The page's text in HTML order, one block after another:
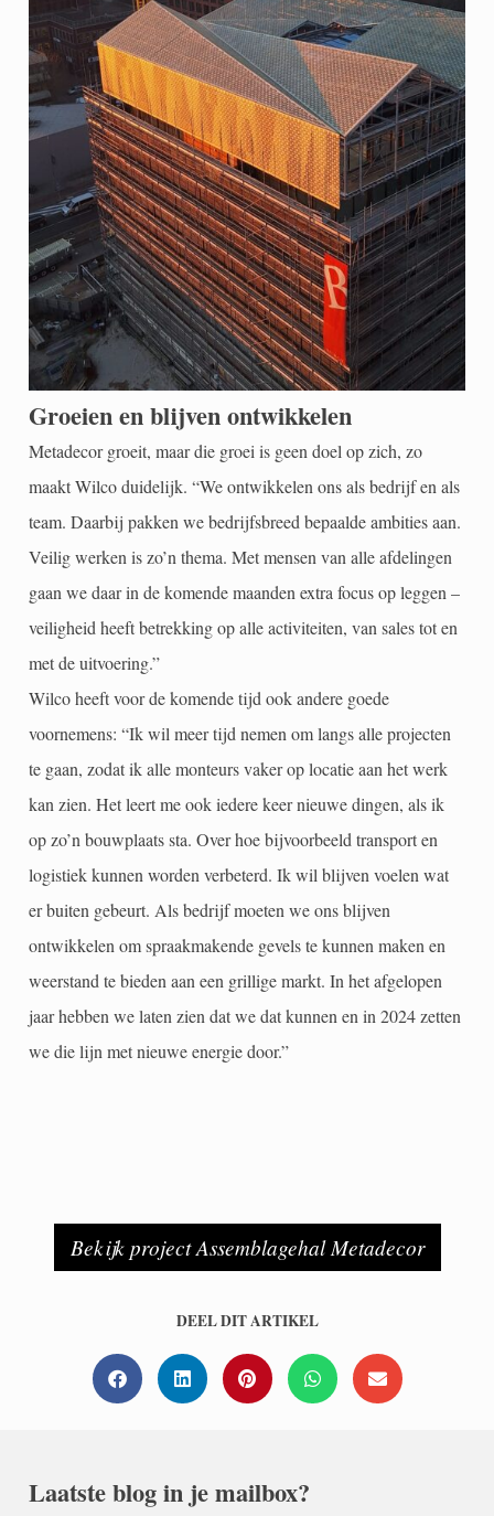
Groeien en blijven ontwikkelen
Metadecor groeit, maar die groei is geen doel op zich, zo
maakt Wilco duidelijk. “We ontwikkelen ons als bedrijf en als
team. Daarbij pakken we bedrijfsbreed bepaalde ambities aan.
Veilig werken is zo’n thema. Met mensen van alle afdelingen
gaan we daar in de komende maanden extra focus op leggen –
veiligheid heeft betrekking op alle activiteiten, van sales tot en
met de uitvoering.”
Wilco heeft voor de komende tijd ook andere goede
voornemens: “Ik wil meer tijd nemen om langs alle projecten
te gaan, zodat ik alle monteurs vaker op locatie aan het werk
kan zien. Het leert me ook iedere keer nieuwe dingen, als ik
op zo’n bouwplaats sta. Over hoe bijvoorbeeld transport en
logistiek kunnen worden verbeterd. Ik wil blijven voelen wat
er buiten gebeurt. Als bedrijf moeten we ons blijven
ontwikkelen om spraakmakende gevels te kunnen maken en
weerstand te bieden aan een grillige markt. In het afgelopen
jaar hebben we laten zien dat we dat kunnen en in 2024 zetten
we die lijn met nieuwe energie door.”
Bekijk project Assemblagehal Metadecor
DEEL DIT ARTIKEL
Laatste blog in je mailbox?